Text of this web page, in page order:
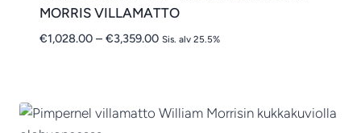
MORRIS VILLAMATTO
€1,028.00 – €3,359.00Hintaluokka:
Sis. alv 25.5%